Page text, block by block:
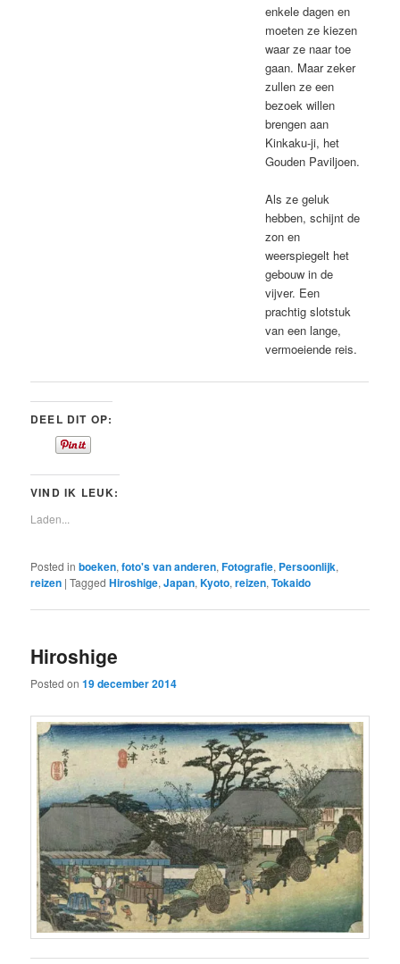
enkele dagen en
moeten ze kiezen
waar ze naar toe
gaan. Maar zeker
zullen ze een
bezoek willen
brengen aan
Kinkaku-ji, het
Gouden Paviljoen.
Als ze geluk
hebben, schijnt de
zon en
weerspiegelt het
gebouw in de
vijver. Een
prachtig slotstuk
van een lange,
vermoeiende reis.
DEEL DIT OP:
VIND IK LEUK:
Laden...
Posted in boeken,foto's van anderen,Fotografie, Persoonlijk,
reizen |Tagged Hiroshige,Japan,Kyoto,reizen,Tokaido
Hiroshige
Posted on19 december 2014